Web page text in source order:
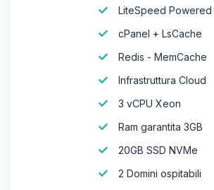
LiteSpeed Powered
cPanel + LsCache
Redis - MemCache
Infrastruttura Cloud
3 vCPU Xeon
Ram garantita 3GB
20GB SSD NVMe
2 Domini ospitabili